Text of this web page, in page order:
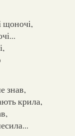
щоночі,
знав,
крила,